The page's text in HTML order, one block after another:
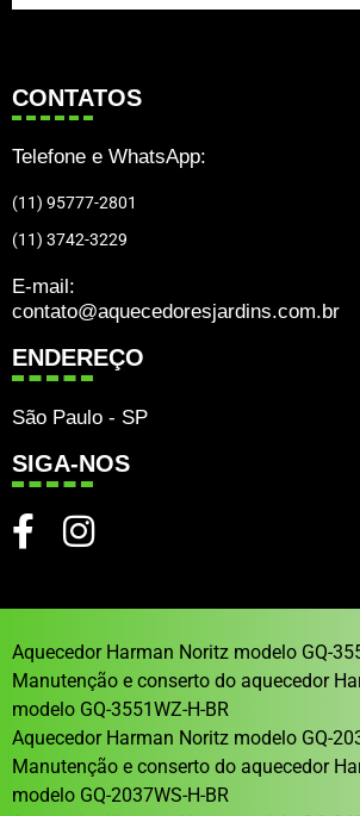
CONTATOS
Telefone e WhatsApp:
(11) 95777-2801
(11) 3742-3229
E-mail:
contato@aquecedoresjardins.com.br
ENDEREÇO
São Paulo - SP
SIGA-NOS
Aquecedor Harman Noritz modelo GQ-
Manutenção e conserto do aquecedor
modelo GQ-3551WZ-H-BR
Aquecedor Harman Noritz modelo GQ-
Manutenção e conserto do aquecedor
modelo GQ-2037WS-H-BR